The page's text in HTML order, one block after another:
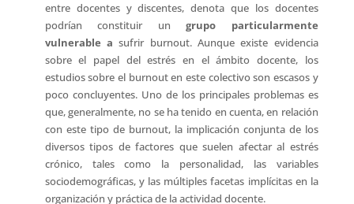
entre docentes y discentes, denota que los docentes
podrían constituir ungrupo particularmente
vulnerable a sufrir burnout. Aunque existe evidencia
sobre el papel del estrés en el ámbito docente, los
estudios sobre el burnout en este colectivo son escasos y
poco concluyentes. Uno de los principales problemas es
que, generalmente, no se ha tenido en cuenta, en relación
con este tipo de burnout, la implicación conjunta de los
diversos tipos de factores que suelen afectar al estrés
crónico, tales como la personalidad, las variables
sociodemográficas, y las múltiples facetas implícitas en la
organización y práctica de la actividad docente.